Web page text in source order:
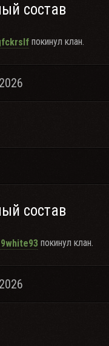
состав
покинул клан.
состав
покинул клан.